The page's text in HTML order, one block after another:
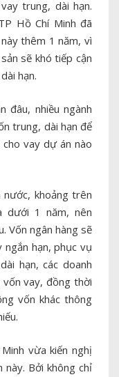
trung, dài hạn.
Hồ Chí Minh đã
thêm 1 năm, vì
sẽ khó tiếp cận
hạn.
đâu, nhiều ngành
trung, dài hạn để
vay dự án nào
khoảng trên
dưới 1 năm, nên
Vốn ngân hàng sẽ
ngắn hạn, phục vụ
hạn, các doanh
vay, đồng thời
vốn khác thông
vừa kiến nghị
Bởi không chỉ